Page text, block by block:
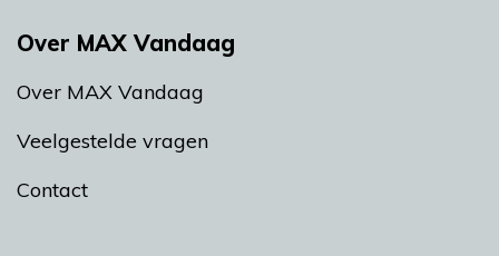
Over MAX Vandaag
Over MAX Vandaag
Veelgestelde vragen
Contact